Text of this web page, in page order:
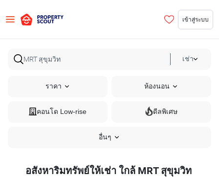
เข้าสู่ระบบ
เช่า
ราคา ห้องนอน
คอนโด Low-rise ดีลพิเศษ
อื่นๆ
อสังหาริมทรัพย์ให้เช่า ใกล้ MRT สุขุมวิท